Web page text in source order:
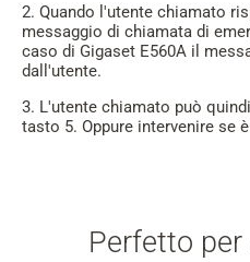
2. Quando l'utente chiamato
messaggio di chiamata di
caso di Gigaset E560A il
dall'utente.
3. L'utente chiamato può
tasto 5. Oppure intervenire se
Perfetto